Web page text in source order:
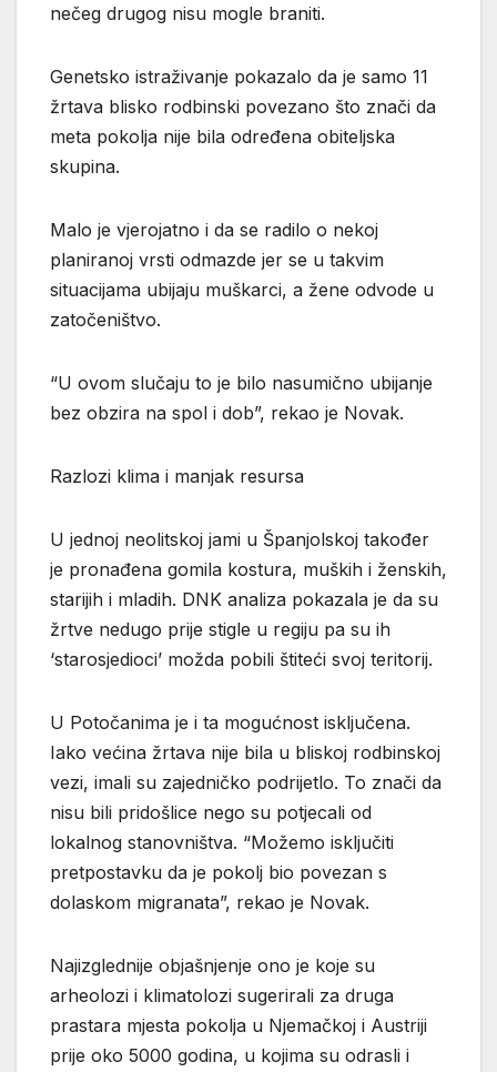
nečeg drugog nisu mogle braniti.
Genetsko istraživanje pokazalo da je samo 11
žrtava blisko rodbinski povezano što znači da
meta pokolja nije bila određena obiteljska
skupina.
Malo je vjerojatno i da se radilo o nekoj
planiranoj vrsti odmazde jer se u takvim
situacijama ubijaju muškarci, a žene odvode u
zatočeništvo.
“U ovom slučaju to je bilo nasumično ubijanje
bez obzira na spol i dob”, rekao je Novak.
Razlozi klima i manjak resursa
U jednoj neolitskoj jami u Španjolskoj također
je pronađena gomila kostura, muških i ženskih,
starijih i mladih. DNK analiza pokazala je da su
žrtve nedugo prije stigle u regiju pa su ih
‘starosjedioci’ možda pobili štiteći svoj teritorij.
U Potočanima je i ta mogućnost isključena.
Iako većina žrtava nije bila u bliskoj rodbinskoj
vezi, imali su zajedničko podrijetlo. To znači da
nisu bili pridošlice nego su potjecali od
lokalnog stanovništva. “Možemo isključiti
pretpostavku da je pokolj bio povezan s
dolaskom migranata”, rekao je Novak.
Najizglednije objašnjenje ono je koje su
arheolozi i klimatolozi sugerirali za druga
prastara mjesta pokolja u Njemačkoj i Austriji
prije oko 5000 godina, u kojima su odrasli i